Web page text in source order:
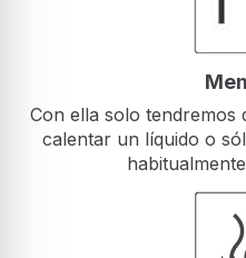
Con ella solo
calentar un líquido o